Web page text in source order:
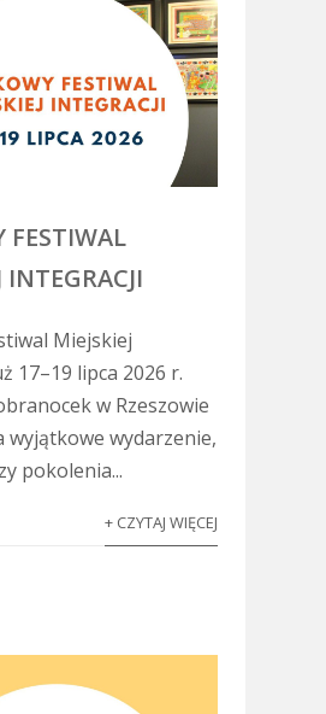
FESTIWAL
INTEGRACJI
Miejskiej
17–19 lipca 2026 r.
w Rzeszowie
wyjątkowe wydarzenie,
pokolenia...
+ CZYTAJ WIĘCEJ